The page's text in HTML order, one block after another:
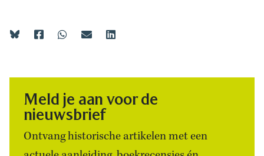
Meld je aan voor de
nieuwsbrief
Ontvang historische artikelen met een